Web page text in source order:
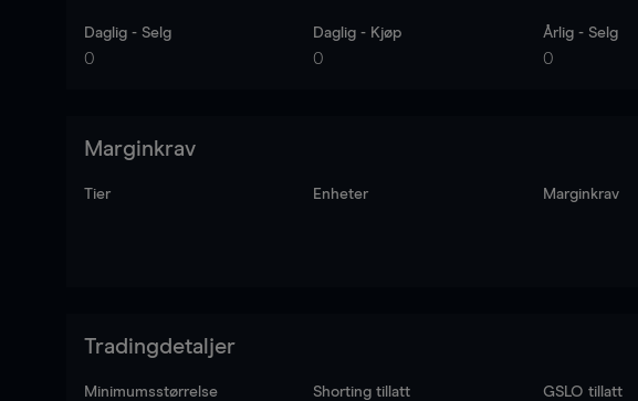
Daglig - Selg
0
Daglig - Kjøp
0
Årlig - Selg
0
Marginkrav
Tier Enheter Marginkrav
Tradingdetaljer
Minimumsstørrelse Shorting tillatt GSLO tillatt